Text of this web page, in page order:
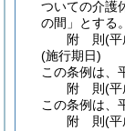
ついての介護
の間」とする。
附 則(平
(施行期日)
この条例は、
附 則(平
この条例は、
附 則(平